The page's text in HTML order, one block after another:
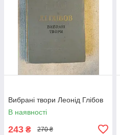
Вибрані твори Леонід Глібов
В наявності
243 ₴ 270 ₴